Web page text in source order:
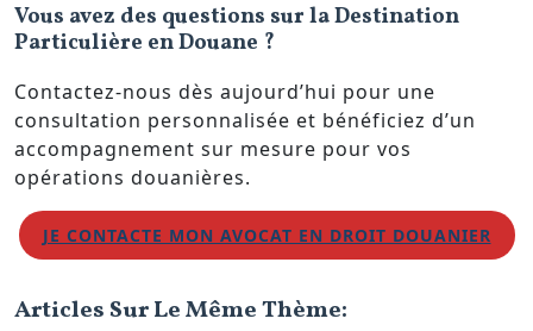
Vous avez des questions sur la Destination
Particulière en Douane ?
Contactez-nous dès aujourd’hui pour une
consultation personnalisée et bénéficiez d’un
accompagnement sur mesure pour vos
opérations douanières.
JE CONTACTE MON AVOCAT EN DROIT DOUANIER
Articles Sur Le Même Thème: